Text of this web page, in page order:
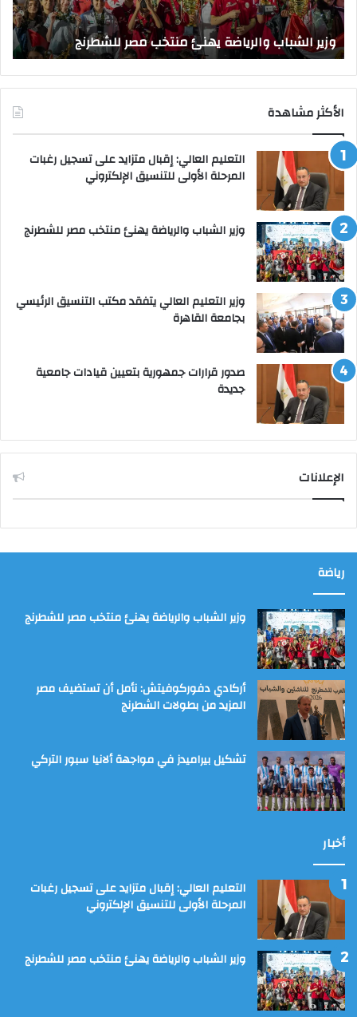
وزير الشباب والرياضة يهنئ منتخب مصر للشطرنج
الأكثر مشاهدة
التعليم العالي: إقبال متزايد على تسجيل رغبات
المرحلة الأولى للتنسيق الإلكتروني
وزير الشباب والرياضة يهنئ منتخب مصر للشطرنج
وزير التعليم العالي يتفقد مكتب التنسيق الرئيسي
بجامعة القاهرة
صدور قرارات جمهورية بتعيين قيادات جامعية
جديدة
الإعلانات
رياضة
وزير الشباب والرياضة يهنئ منتخب مصر للشطرنج
أركادي دفوركوفيتش: نأمل أن تستضيف مصر
المزيد من بطولات الشطرنج
تشكيل بيراميدز في مواجهة ألانيا سبور التركي
أخبار
التعليم العالي: إقبال متزايد على تسجيل رغبات
المرحلة الأولى للتنسيق الإلكتروني
وزير الشباب والرياضة يهنئ منتخب مصر للشطرنج